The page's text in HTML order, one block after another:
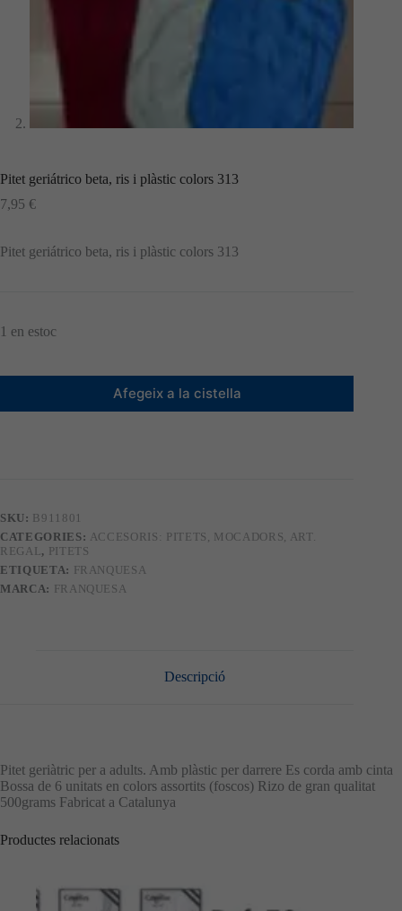
Pitet geriátrico beta, ris i plàstic colors 313
7,95 €
Pitet geriátrico beta, ris i plàstic colors 313
1 en estoc
Afegeix a la cistella
SKU: B911801
CATEGORIES: ACCESORIS: PITETS, MOCADORS, ART.
REGAL , PITETS
ETIQUETA: FRANQUESA
MARCA: FRANQUESA
Descripció
Pitet geriàtric per a adults. Amb plàstic per darrere Es corda amb cinta
Bossa de 6 unitats en colors assortits (foscos) Rizo de gran qualitat
500grams Fabricat a Catalunya
Productes relacionats